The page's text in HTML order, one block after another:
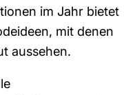
im Jahr bietet
mit denen
aussehen.